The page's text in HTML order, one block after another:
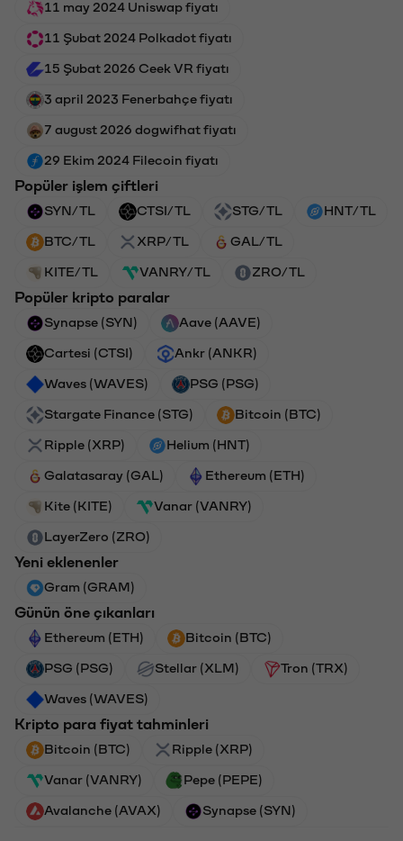
11 may 2024 Uniswap fiyatı
11 Şubat 2024 Polkadot fiyatı
15 Şubat 2026 Ceek VR fiyatı
3 april 2023 Fenerbahçe fiyatı
7 august 2026 dogwifhat fiyatı
29 Ekim 2024 Filecoin fiyatı
Popüler işlem çiftleri
SYN/TL CTSI/TL STG/TL HNT/TL
BTC/TL XRP/TL GAL/TL
KITE/TL VANRY/TL ZRO/TL
Popüler kripto paralar
Synapse (SYN) Aave (AAVE)
Cartesi (CTSI) Ankr (ANKR)
Waves (WAVES) PSG (PSG)
Stargate Finance (STG) Bitcoin (BTC)
Ripple (XRP) Helium (HNT)
Galatasaray (GAL) Ethereum (ETH)
Kite (KITE) Vanar (VANRY)
LayerZero (ZRO)
Yeni eklenenler
Gram (GRAM)
Günün öne çıkanları
Ethereum (ETH) Bitcoin (BTC)
PSG (PSG) Stellar (XLM) Tron (TRX)
Waves (WAVES)
Kripto para fiyat tahminleri
Bitcoin (BTC) Ripple (XRP)
Vanar (VANRY) Pepe (PEPE)
Avalanche (AVAX) Synapse (SYN)